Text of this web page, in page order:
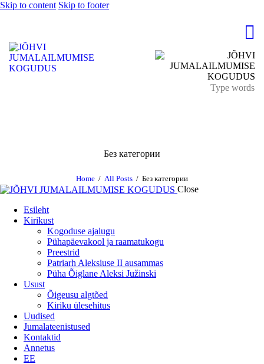
Skip to content Skip to footer
Без категории
Home All Posts Без категории
Close
Esileht
Kirikust
Kogoduse ajalugu
Pühapäevakool ja raamatukogu
Preestrid
Patriarh Aleksiuse II ausammas
Püha Õiglane Aleksi Južinski
Usust
Õigeusu algtõed
Kiriku ülesehitus
Uudised
Jumalateenistused
Kontaktid
Annetus
EE